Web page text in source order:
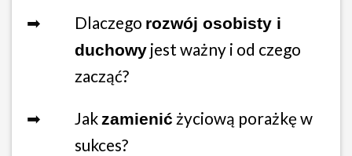
➡ Dlaczego rozwój osobisty i
duchowyjest ważny i od czego
zacząć?
➡ Jakzamienić życiową porażkę w
sukces?